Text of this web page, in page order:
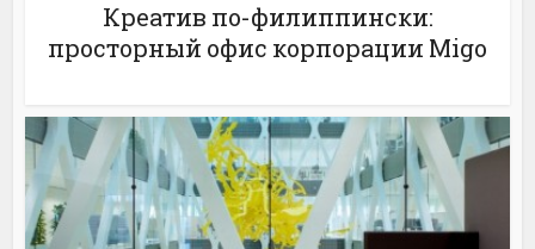
Креатив по-филиппински:
просторный офис корпорации Migo